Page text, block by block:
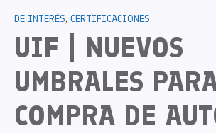
DE INTERÉS, CERTIFICACIONES
UIF | NUEVOS
UMBRALES
COMPRA DE